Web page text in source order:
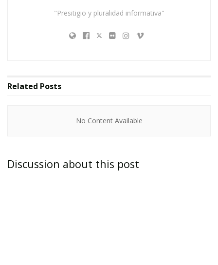
"Presitigio y pluralidad informativa"
Related Posts
No Content Available
Discussion about this post